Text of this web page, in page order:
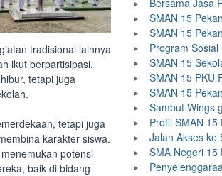
tradisional lainnya
ikut berpartisipasi.
tetapi juga
tetapi juga
karakter siswa.
potensi
baik di bidang
Bersama Jasa
SMAN 15
SMAN 15
Program
SMAN 15
SMAN 15 PKU
SMAN 15
Sambut Wings
Profil SMAN
Jalan Akses ke
SMA Negeri 15